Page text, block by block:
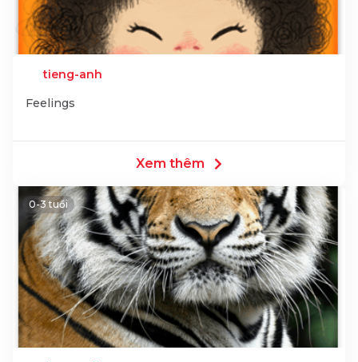
tieng-anh
Feelings
Xem thêm
0-3 tuổi